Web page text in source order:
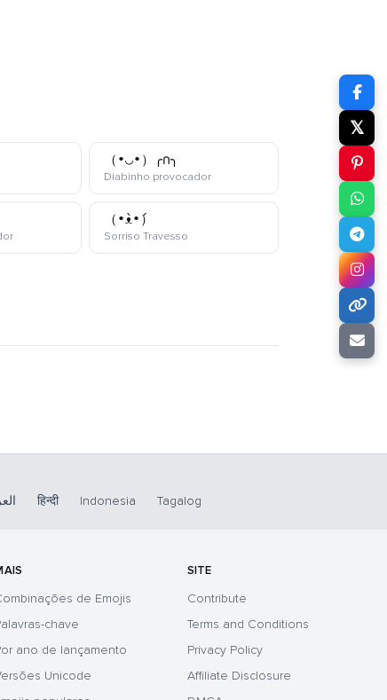
（•◡•）╭∩╮
Diabinho provocadorkaomoji
kaomoji
（•̀ᴥ•́）
Sorriso Travesso
𝕏
हिन्दी Indonesia Tagalog
de Emojis
chave
ano de lançamento
Unicode
SITE
Contribute
Terms and Conditions
Privacy Policy
Affiliate Disclosure